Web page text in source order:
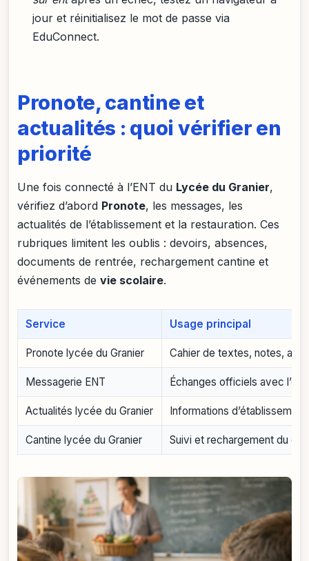
jour et réinitialisez le mot de passe via
EduConnect.
Pronote, cantine et
actualités : quoi vérifier en
priorité
Une fois connecté à l’ENT du Lycée du Granier,
vérifiez d’abord Pronote, les messages, les
actualités de l’établissement et la restauration. Ces
rubriques limitent les oublis : devoirs, absences,
documents de rentrée, rechargement cantine et
événements de vie scolaire.
Service Usage principal
Pronote lycée du Granier Cahier de textes, notes,
Messagerie ENT Échanges officiels avec
Actualités lycée du Granier Informations
Cantine lycée du Granier Suivi et rechargement du